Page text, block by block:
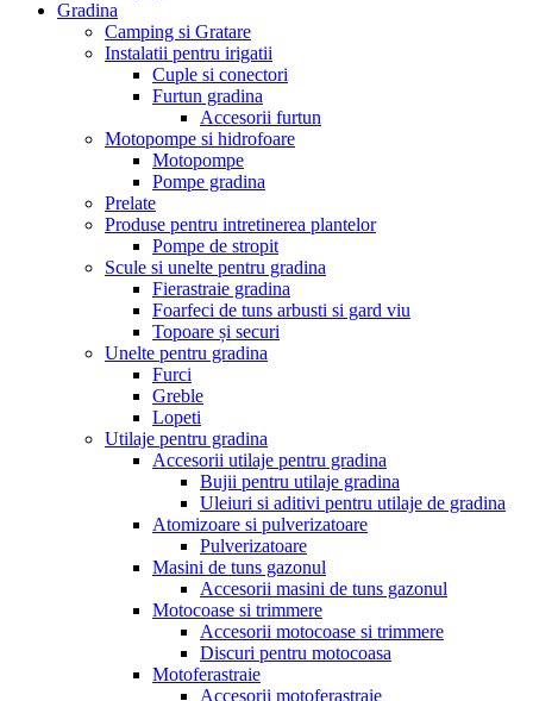
Gradina
Camping si Gratare
Instalatii pentru irigatii
Cuple si conectori
Furtun gradina
Accesorii furtun
Motopompe si hidrofoare
Motopompe
Pompe gradina
Prelate
Produse pentru intretinerea plantelor
Pompe de stropit
Scule si unelte pentru gradina
Fierastraie gradina
Foarfeci de tuns arbusti si gard viu
Topoare și securi
Unelte pentru gradina
Furci
Greble
Lopeti
Utilaje pentru gradina
Accesorii utilaje pentru gradina
Bujii pentru utilaje gradina
Uleiuri si aditivi pentru utilaje de gradina
Atomizoare si pulverizatoare
Pulverizatoare
Masini de tuns gazonul
Accesorii masini de tuns gazonul
Motocoase si trimmere
Accesorii motocoase si trimmere
Discuri pentru motocoasa
Motoferastraie
Accesorii motoferastraie